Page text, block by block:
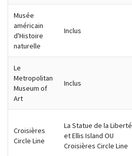
Musée
américain
d'Histoire
naturelle
Inclus
Le
Metropolitan
Museum of
Art
Inclus
Croisières
Circle Line
La Statue de la Liberté
et Ellis Island OU
Croisières Circle Line